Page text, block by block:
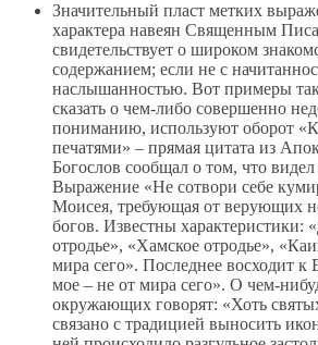
Значительный пласт метких
характера навеян Священным
свидетельствует о широком
содержанием; если не с
наслышанностью. Вот примеры
сказать о чем-либо совершенно
пониманию, используют оборот
печатями» – прямая цитата из
Богослов сообщал о том, что
Выражение «Не сотвори себе
Моисея, требующая от верующих
богов. Известны характеристики:
отродье», «Хамское отродье»,
мира сего». Последнее восходит
мое – не от мира сего». О чем-
окружающих говорят: «Хоть
связано с традицией выносить